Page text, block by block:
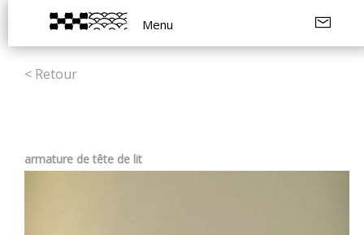
Menu
< Retour
armature de tête de lit